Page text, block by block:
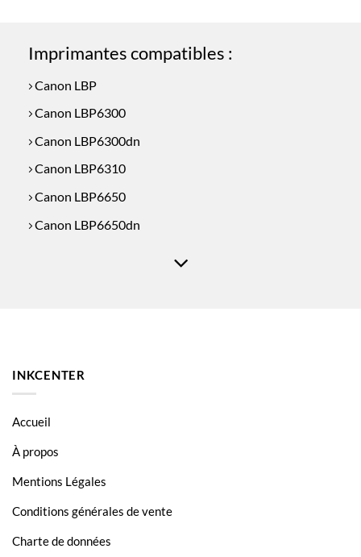
Imprimantes compatibles :
Canon LBP
Canon LBP6300
Canon LBP6300dn
Canon LBP6310
Canon LBP6650
Canon LBP6650dn
Canon MF 5980dn
INKCENTER
Accueil
À propos
Mentions Légales
Conditions générales de vente
Charte de données